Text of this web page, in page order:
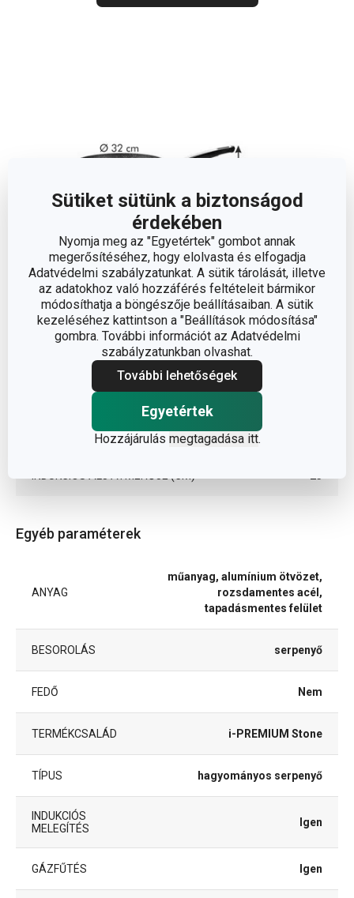
Sütiket sütünk a biztonságod
érdekében
Nyomja meg az "Egyetértek" gombot annak
megerősítéséhez, hogy elolvasta és elfogadja
Adatvédelmi szabályzatunkat. A sütik tárolását, illetve
az adatokhoz való hozzáférés feltételeit bármikor
módosíthatja a böngészője beállításaiban. A sütik
kezeléséhez kattintson a "Beállítások módosítása"
gombra. További információt az Adatvédelmi
szabályzatunkban olvashat.
További lehetőségek
Egyetértek
Hozzájárulás megtagadása itt.
Méretek
A TERMÉK MAGASSÁGA (CM)
A TERMÉK HOSSZA (CM)
ÁTMÉRŐ (CM)
Egyéb paraméterek
ANYAG
műanyag, alumínium ötvözet,
rozsdamentes acél,
tapadásmentes felület
BESOROLÁS serpenyő
FEDŐ Nem
TERMÉKCSALÁD i-PREMIUM Stone
TÍPUS hagyományos serpenyő
INDUKCIÓS
MELEGÍTÉS
Igen
GÁZFŰTÉS Igen